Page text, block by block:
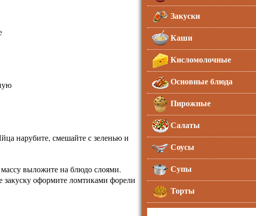
нарубите, смешайте с зеленью и
выложите на блюдо слоями.
закуску оформите ломтиками форели
Закуски
Каши
Кисломолочные
Основные блюда
Пирожные
Салаты
Соусы
Супы
Торты